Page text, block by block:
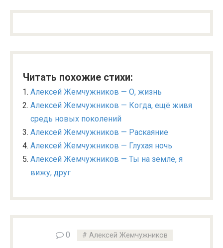
Читать похожие стихи:
Алексей Жемчужников — О, жизнь
Алексей Жемчужников — Когда, ещё живя
средь новых поколений
Алексей Жемчужников — Раскаяние
Алексей Жемчужников — Глухая ночь
Алексей Жемчужников — Ты на земле, я
вижу, друг
0 Алексей Жемчужников